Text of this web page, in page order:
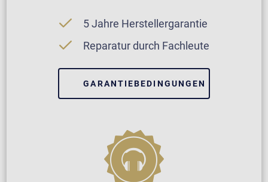
5 Jahre Herstellergarantie
Reparatur durch Fachleute
GARANTIEBEDINGUNGEN